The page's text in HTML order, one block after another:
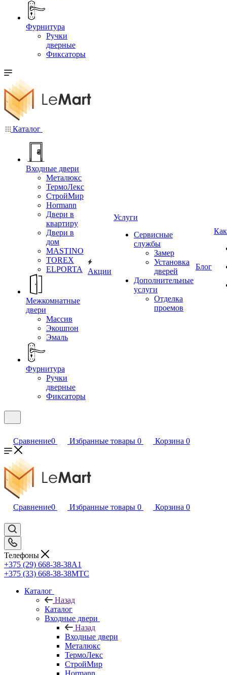
Фурнитура
Ручки
дверные
Фиксаторы
Каталог
Входные двери
Металюкс
ТермоЛекс
СтройМир
Hormann
Двери в
квартиру
Двери в
дом
MASTINO
TOREX
ELPORTA
Межкомнатные
двери
Массив
Экошпон
Эмаль
Фурнитура
Ручки
дверные
Фиксаторы
Акции
Услуги
Сервисные
службы
Замер
Установка
дверей
Дополнительные
услуги
Отделка
проемов
Блог
Сравнение0 Избранные товары 0 Корзина 0
Сравнение0 Избранные товары 0 Корзина 0
Телефоны
+375 (29) 668-38-38A1
+375 (33) 668-38-38МТС
Каталог
Назад
Каталог
Входные двери
Назад
Входные двери
Металюкс
ТермоЛекс
СтройМир
Hormann